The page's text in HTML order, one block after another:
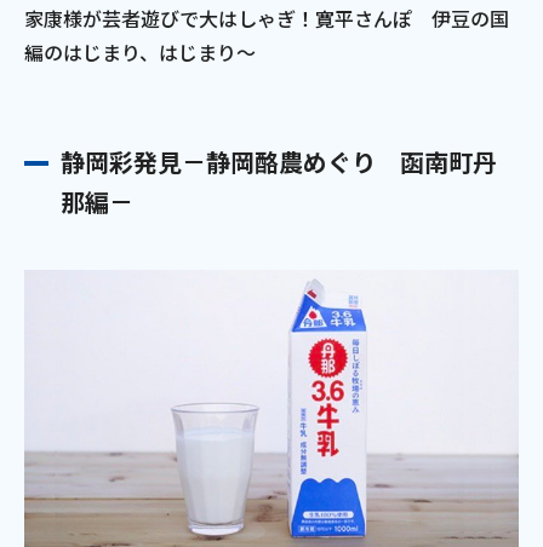
家康様が芸者遊びで大はしゃぎ！寛平さんぽ 伊豆の国
編のはじまり、はじまり～
静岡彩発見－静岡酪農めぐり 函南町丹
那編－